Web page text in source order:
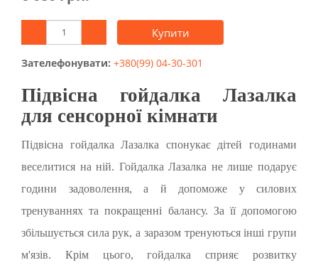
Купити
Зателефонувати: +380(99) 04-30-301
Підвісна гойдалка Лазалка
для сенсорної кімнати
Підвісна гойдалка Лазалка спонукає дітей годинами
веселитися на ній. Гойдалка Лазалка не лише подарує
години задоволення, а й допоможе у силових
тренуваннях та покращенні балансу. За її допомогою
збільшується сила рук, а заразом тренуються інші групи
м'язів. Крім цього, гойдалка сприяє розвитку